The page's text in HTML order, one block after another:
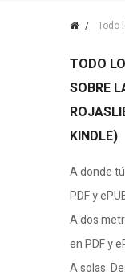
Todo
TODO
SOBRE
KINDLE)
A donde
PDF y
A dos
en PDF y
A solas: